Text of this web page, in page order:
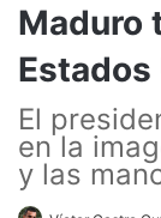
Maduro
Estados
El
en la
y las